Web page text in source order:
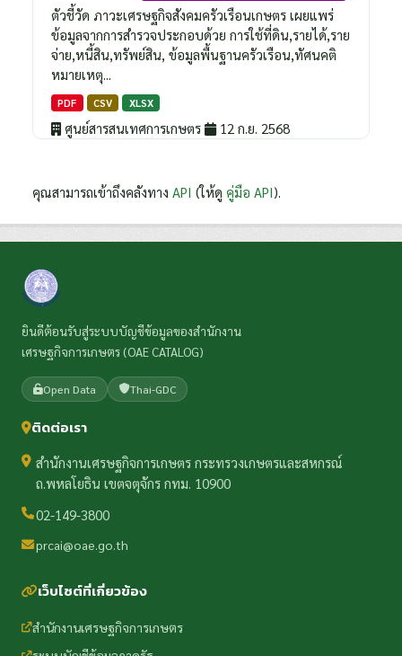
ตัวชี้วัด ภาวะเศรษฐกิจสังคมครัวเรือนเกษตร เผยแพร่
ข้อมูลจากการสำรวจประกอบด้วย การใช้ที่ดิน,รายได้,ราย
จ่าย,หนี้สิน,ทรัพย์สิน, ข้อมูลพื้นฐานครัวเรือน,ทัศนคติ
หมายเหตุ...
PDF CSV XLSX
ศูนย์สารสนเทศการเกษตร 12 ก.ย. 2568
คุณสามารถเข้าถึงคลังทาง API (ให้ดู คู่มือ API).
ยินดีต้อนรับสู่ระบบบัญชีข้อมูลของสำนักงาน
เศรษฐกิจการเกษตร (OAE CATALOG)
Open Data Thai-GDC
ติดต่อเรา
สำนักงานเศรษฐกิจการเกษตร กระทรวงเกษตรและสหกรณ์
ถ.พหลโยธิน เขตจตุจักร กทม. 10900
02-149-3800
prcai@oae.go.th
เว็บไซต์ที่เกี่ยวข้อง
สำนักงานเศรษฐกิจการเกษตร